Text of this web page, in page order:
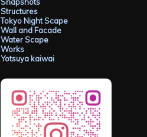
Structures
Tokyo Night Scape
Wall and Facade
Water Scape
Works
Yotsuya kaiwai